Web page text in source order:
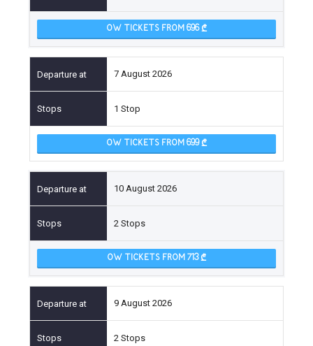
OW TICKETS FROM 696
7 August 2026
1 Stop
OW TICKETS FROM 699
10 August 2026
2 Stops
OW TICKETS FROM 713
9 August 2026
2 Stops